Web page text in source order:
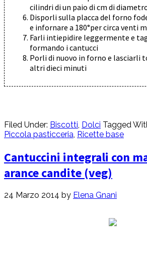
cilindri di un paio di cm di
Disporli sulla placca del forno
e infornare a 180°per circa venti
Farli intiepidire leggermente e
formando i cantucci
Porli di nuovo in forno e lasciarli
altri dieci minuti
Filed Under: Biscotti Dolci Tagged
Piccola pasticceria Ricette base
Cantuccini integrali con
arance candite (veg)
24 Marzo 2014 by Elena Gnani